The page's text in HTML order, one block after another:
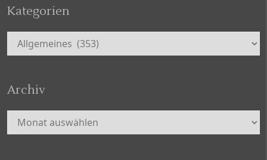
Kategorien
Kategorien
Archiv
Archiv